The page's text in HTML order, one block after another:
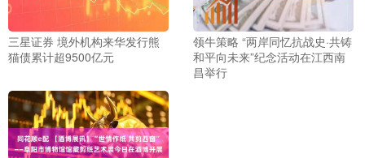
三星证券 境外机构来华发行熊
猫债累计超9500亿元
领牛策略 “两岸同忆抗战史·共铸
和平向未来”纪念活动在江西南
昌举行